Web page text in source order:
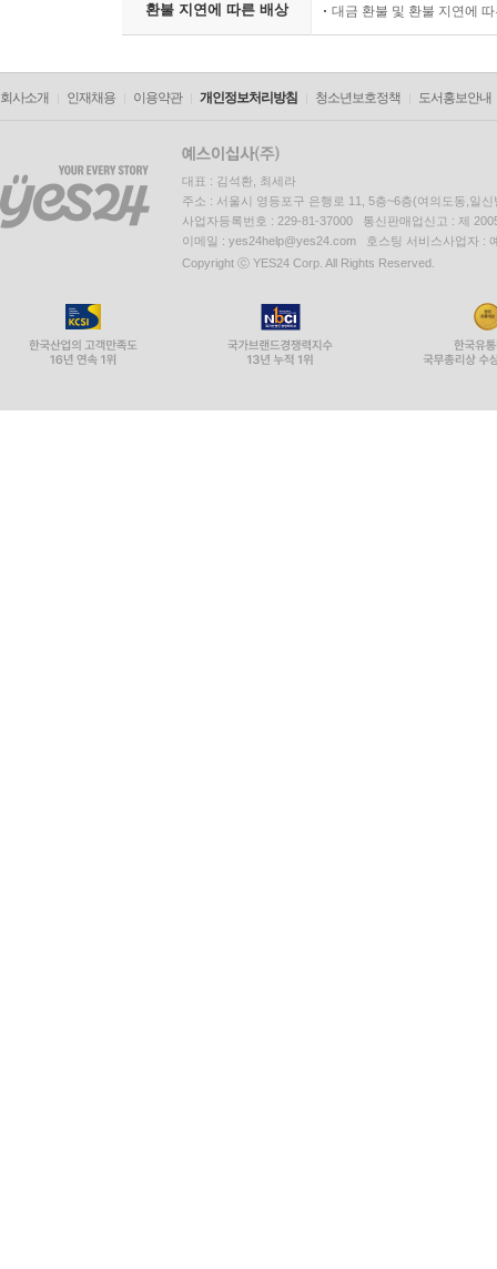
환불 지연에 따른 배상 대금 환불 및 환불 지연에
회사소개 인재채용 이용약관 개인정보처리방침 청소년보호정책 도서홍보안내
대표 : 김석환, 최세라
주소 : 서울시 영등포구 은행로 11, 5층~6층(여의도동,일신
사업자등록번호 : 229-81-37000 통신판매업신고 : 제
이메일 : yes24help@yes24.com 호스팅 서비스사업자 :
Copyright ⓒ YES24 Corp. All Rights Reserved.